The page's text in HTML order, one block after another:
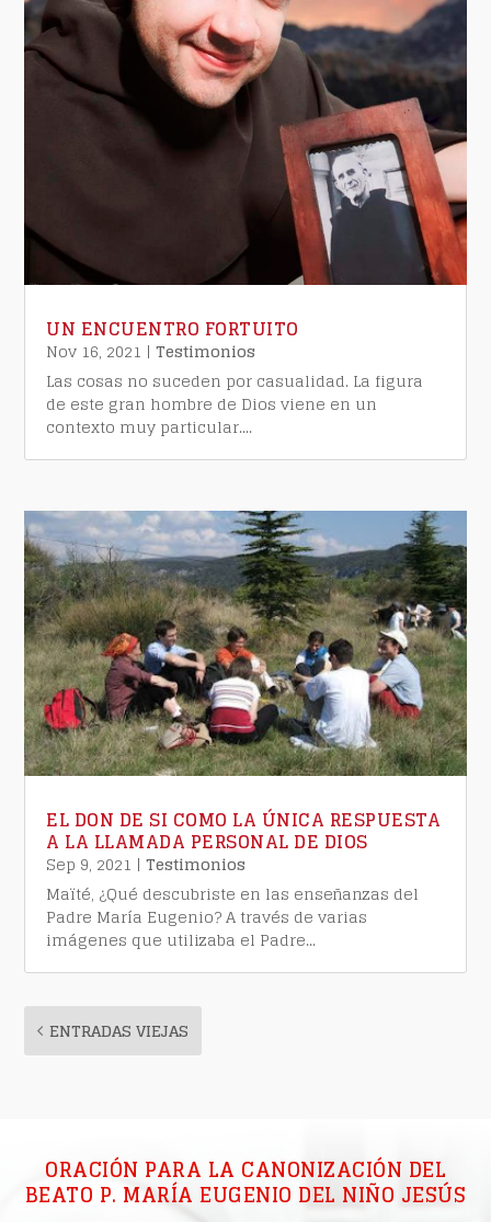
1 Ver en Facebook
UN ENCUENTRO FORTUITO
Nov 16, 2021 |Testimonios
Las cosas no suceden por casualidad. La figura
de este gran hombre de Dios viene en un
contexto muy particular....
EL DON DE SI COMO LA ÚNICA RESPUESTA
A LA LLAMADA PERSONAL DE DIOS
Sep 9, 2021 |Testimonios
Maïté, ¿Qué descubriste en las enseñanzas del
Padre María Eugenio? A través de varias
imágenes que utilizaba el Padre...
ENTRADAS VIEJAS
ORACIÓN PARA LA CANONIZACIÓN DEL
BEATO P. MARÍA EUGENIO DEL NIÑO JESÚS